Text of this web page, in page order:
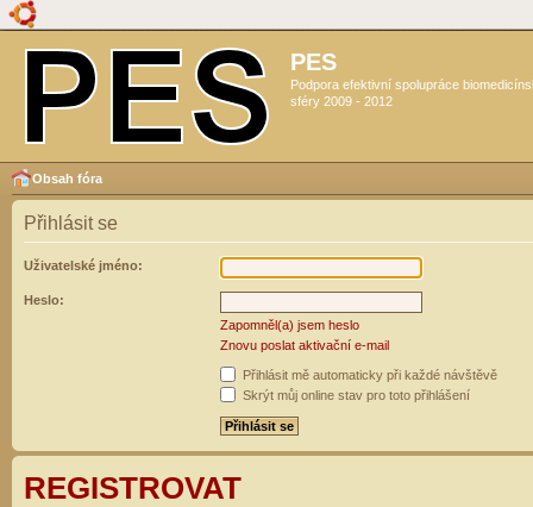
PES
Podpora efektivní spolupráce
sféry 2009 - 2012
Obsah fóra
Přihlásit se
Uživatelské jméno:
Heslo:
Zapomněl(a) jsem heslo
Znovu poslat aktivační e-mail
Přihlásit mě automaticky při každé návštěvě
Skrýt můj online stav pro toto přihlášení
REGISTROVAT